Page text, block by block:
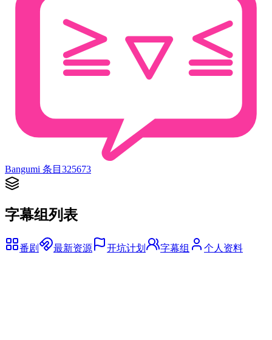
Bangumi 条目 325673
字幕组列表
番剧 最新资源 开坑计划 字幕组 个人资料